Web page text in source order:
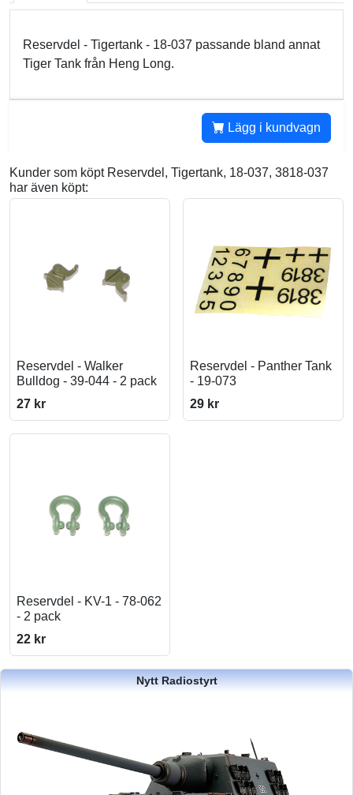
Reservdel - Tigertank - 18-037 passande bland annat
Tiger Tank från Heng Long.
Lägg i kundvagn
Kunder som köpt Reservdel, Tigertank, 18-037, 3818-037
har även köpt:
Reservdel - Walker
Bulldog - 39-044 - 2 pack
27 kr
Reservdel - Panther Tank
- 19-073
29 kr
Reservdel - KV-1 - 78-062
- 2 pack
22 kr
Nytt Radiostyrt